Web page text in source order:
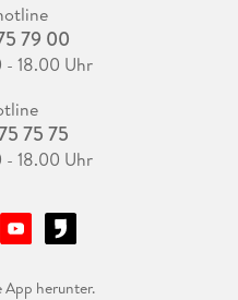
79 00
- 18.00 Uhr
75 75
- 18.00 Uhr
App herunter.